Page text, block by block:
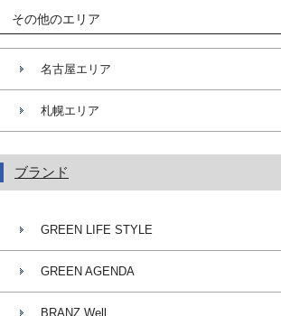
その他のエリア
名古屋エリア
札幌エリア
ブランド
GREEN LIFE STYLE
GREEN AGENDA
BRANZ Well